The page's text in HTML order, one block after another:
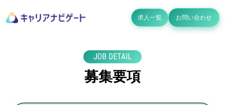
求人一覧 お問い合わせ
JOB DETAIL
募集要項